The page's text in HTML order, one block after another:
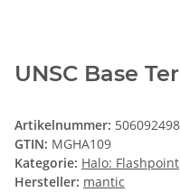
UNSC Base
Artikelnummer:
GTIN: MGHA109
Kategorie: Halo: Flashpoint
Hersteller: mantic